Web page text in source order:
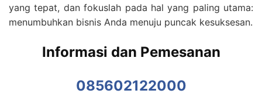
yang tepat, dan fokuslah pada hal yang paling utama:
menumbuhkan bisnis Anda menuju puncak kesuksesan.
Informasi dan Pemesanan
085602122000